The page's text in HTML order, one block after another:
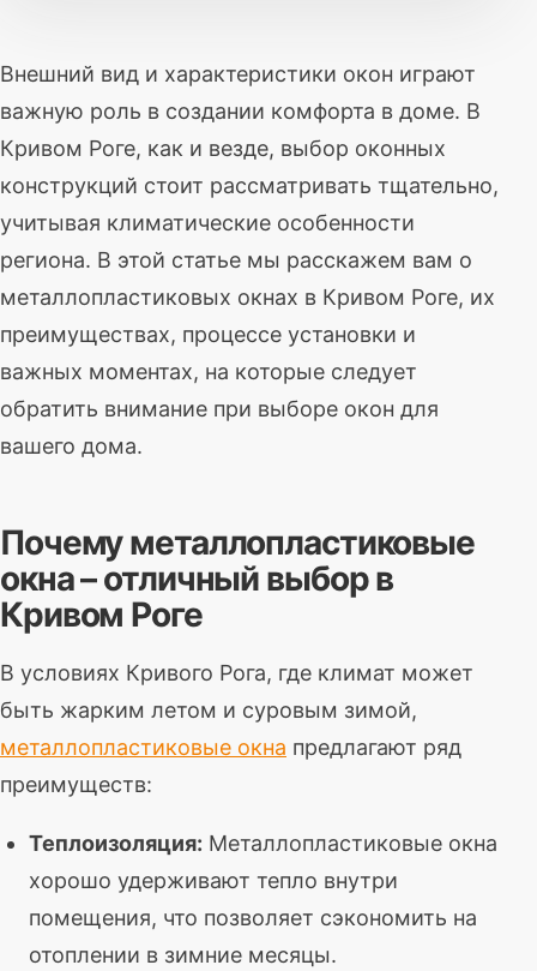
Внешний вид и характеристики окон играют
важную роль в создании комфорта в доме. В
Кривом Роге, как и везде, выбор оконных
конструкций стоит рассматривать тщательно,
учитывая климатические особенности
региона. В этой статье мы расскажем вам о
металлопластиковых окнах в Кривом Роге, их
преимуществах, процессе установки и
важных моментах, на которые следует
обратить внимание при выборе окон для
вашего дома.
Почему металлопластиковые
окна – отличный выбор в
Кривом Роге
В условиях Кривого Рога, где климат может
быть жарким летом и суровым зимой,
металлопластиковые окна предлагают ряд
преимуществ:
Теплоизоляция: Металлопластиковые окна
хорошо удерживают тепло внутри
помещения, что позволяет сэкономить на
отоплении в зимние месяцы.